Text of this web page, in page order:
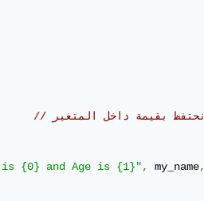
// نحتفظ بقيمة داخل المتغير
is {0} and Age is {1}", my_name,